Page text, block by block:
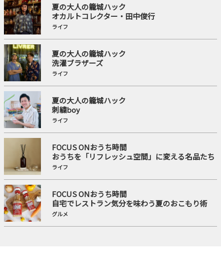
夏の大人の籠城ハック
オカルトコレクター・田中俊行
ライフ
夏の大人の籠城ハック
洗濯ブラザーズ
ライフ
夏の大人の籠城ハック
刺繍boy
ライフ
FOCUS ONおうち時間
おうちを「リフレッシュ空間」に変える名品たち
ライフ
FOCUS ONおうち時間
自宅でレストラン気分を味わう夏のおこもり術
グルメ